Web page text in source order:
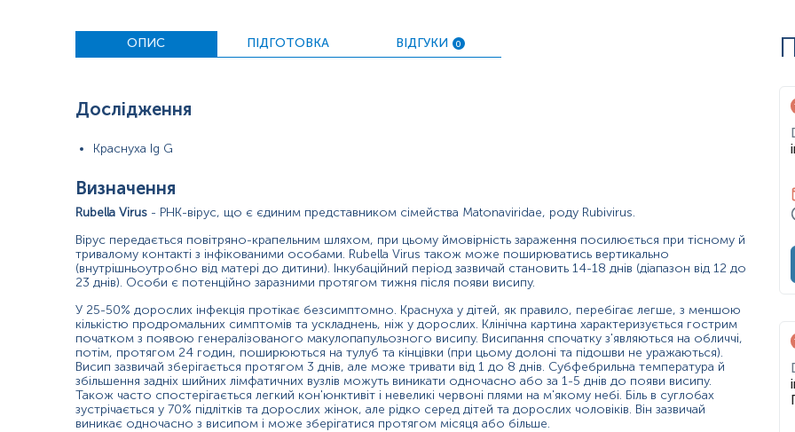
При інфікуванні вірусом краснухи, організм захищається шляхом послідовного вироблення двох типів антитіл: спочатку
присутні протягом кількох тижнів, потім IgG, які синтезуються через кілька днів після IgM й наявні до кінця життя. IgG
зараження вірусом або через вакцинацію. Тому виявлення IgG методом ІФА використовується для оцінки імунітету до
підвищення концентрації антитіл IgG до вірусу краснухи в зразках крові, взятих з інтервалом у декілька тижнів, вказує на
Діагностика гострої інфекції краснухи (збільшення титру антитіл у парних сироватках), при наявності характерних
Визначення імунітету до вірусу краснухи;
Скринінгове обстеження жінок до та під час вагітності;
Визначення груп осіб, які підлягають вакцинації.
Причини підвищення рівня
Гостра поточна інфекція;
Наявність імунітету вірусу краснухи (перенесена в минулому краснуха або наявність вакцинації).
Причини зниження рівня
Відсутність інфікування вірусом кору в минулому або відсутність вакцинації.
ОПИС ПІДГОТОВКА ВІДГУКИ 0
Дослідження
Краснуха Ig G
Визначення
Rubella Virus- РНК-вірус, що є єдиним представником сімейства Matonaviridae, роду Rubivirus.
Вірус передається повітряно-крапельним шляхом, при цьому ймовірність зараження посилюється при тісному й
тривалому контакті з інфікованими особами. Rubella Virus також може поширюватись вертикально
(внутрішньоутробно від матері до дитини). Інкубаційний період зазвичай становить 14-18 днів (діапазон від 12 до
23 днів). Особи є потенційно заразними протягом тижня після появи висипу.
У 25-50% дорослих інфекція протікає безсимптомно. Краснуха у дітей, як правило, перебігає легше, з меншою
кількістю продромальних симптомів та ускладнень, ніж у дорослих. Клінічна картина характеризується гострим
початком з появою генералізованого макулопапульозного висипу. Висипання спочатку з'являються на обличчі,
потім, протягом 24 годин, поширюються на тулуб та кінцівки (при цьому долоні та підошви не уражаються).
Висип зазвичай зберігається протягом 3 днів, але може тривати від 1 до 8 днів. Субфебрильна температура й
збільшення задніх шийних лімфатичних вузлів можуть виникати одночасно або за 1-5 днів до появи висипу.
Також часто спостерігається легкий кон'юнктивіт і невеликі червоні плями на м'якому небі. Біль в суглобах
зустрічається у 70% підлітків та дорослих жінок, але рідко серед дітей та дорослих чоловіків. Він зазвичай
виникає одночасно з висипом і може зберігатися протягом місяця або більше.